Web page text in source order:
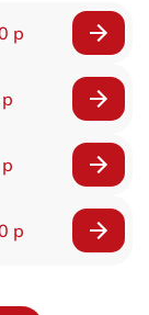
р
р